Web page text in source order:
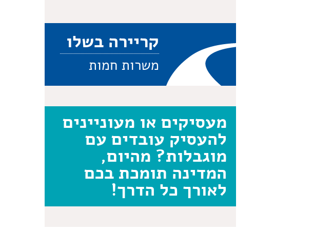
קריירה בשלו
משרות חמות
מעסיקים או מעוניינים
להעסיק עובדים עם
מוגבלות? מהיום,
המדינה תומכת בכם
לאורך כל הדרך!